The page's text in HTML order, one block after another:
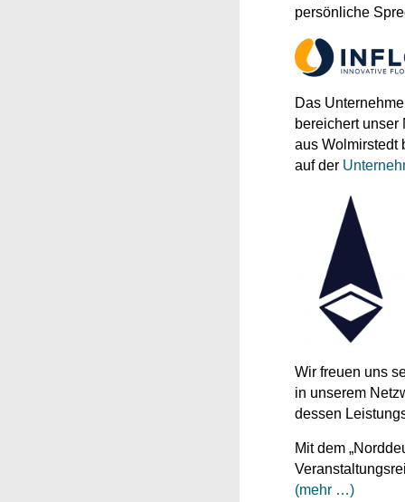
persönliche
Das
bereichert unser
aus Wolmirstedt
auf der
Wir freuen uns
in unserem
dessen
Mit dem
(mehr …)